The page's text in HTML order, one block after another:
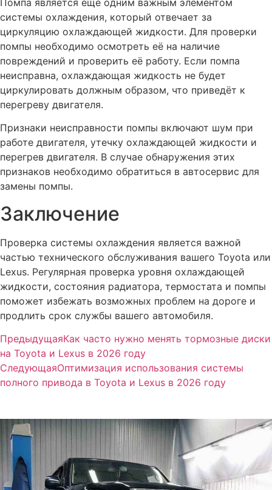
системы охлаждения, который отвечает за
циркуляцию охлаждающей жидкости. Для проверки
помпы необходимо осмотреть её на наличие
повреждений и проверить её работу. Если помпа
неисправна, охлаждающая жидкость не будет
циркулировать должным образом, что приведёт к
перегреву двигателя.
Признаки неисправности помпы включают шум при
работе двигателя, утечку охлаждающей жидкости и
перегрев двигателя. В случае обнаружения этих
признаков необходимо обратиться в автосервис для
замены помпы.
Заключение
Проверка системы охлаждения является важной
частью технического обслуживания вашего Toyota или
Lexus. Регулярная проверка уровня охлаждающей
жидкости, состояния радиатора, термостата и помпы
поможет избежать возможных проблем на дороге и
продлить срок службы вашего автомобиля.
ПредыдущаяКак часто нужно менять тормозные диски
на Toyota и Lexus в 2026 году
СледующаяОптимизация использования системы
полного привода в Toyota и Lexus в 2026 году